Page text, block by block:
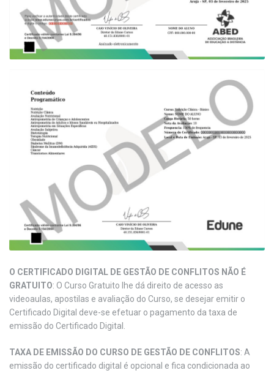
O CERTIFICADO DIGITAL DE GESTÃO DE CONFLITOS NÃO É
GRATUITO: O Curso Gratuito lhe dá direito de acesso as
videoaulas, apostilas e avaliação do Curso, se desejar emitir o
Certificado Digital deve-se efetuar o pagamento da taxa de
emissão do Certificado Digital.
TAXA DE EMISSÃO DO CURSO DE GESTÃO DE CONFLITOS: A
emissão do certificado digital é opcional e fica condicionada ao